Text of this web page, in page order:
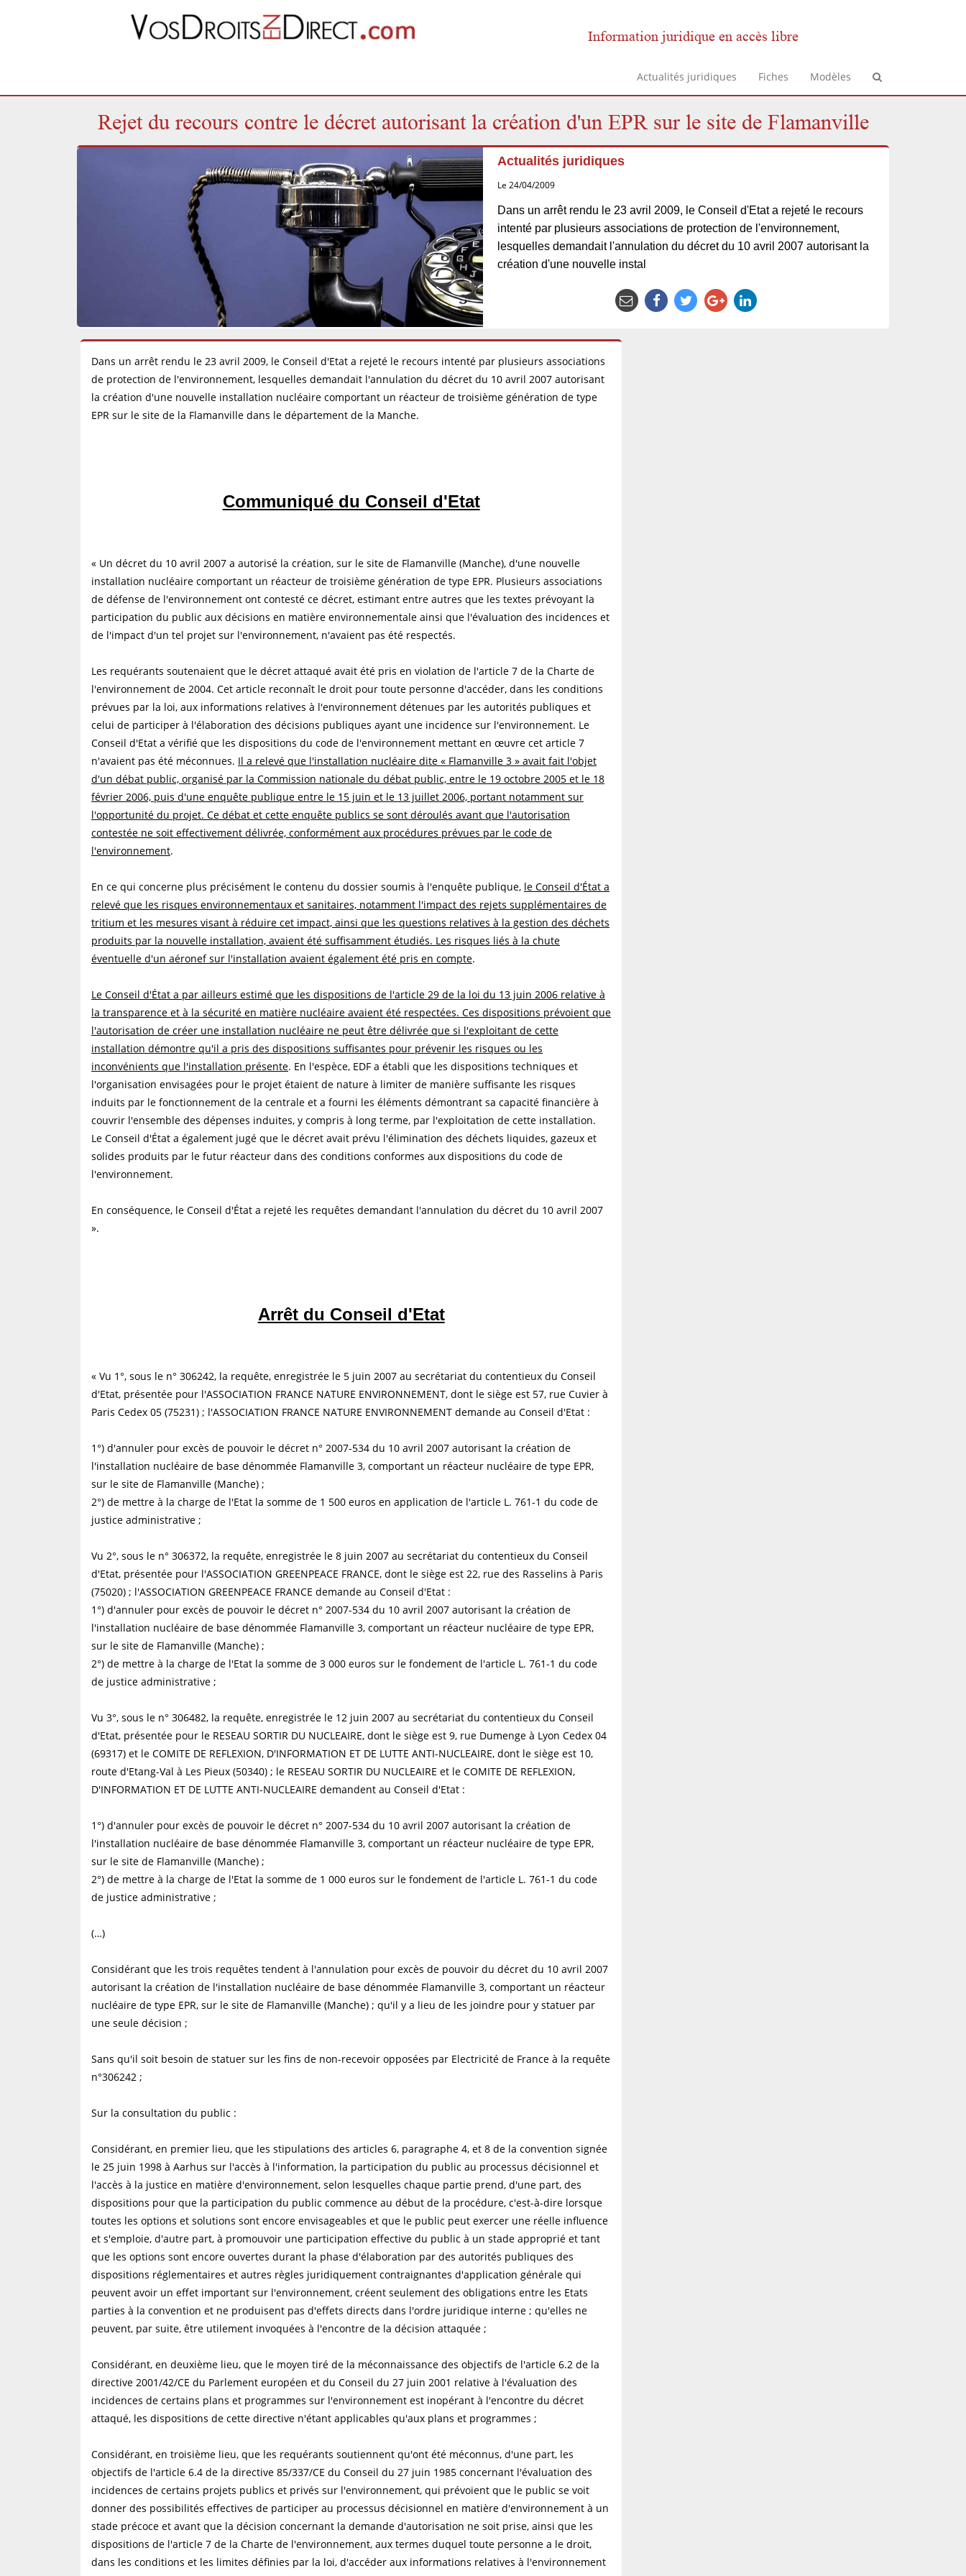
Information juridique en accès libre
Actualités juridiques Fiches Modèles
Rejet du recours contre le décret autorisant la création d'un EPR sur le site de Flamanville
Actualités juridiques
Le 24/04/2009
Dans un arrêt rendu le 23 avril 2009, le Conseil d'Etat a rejeté le recours
intenté par plusieurs associations de protection de l'environnement,
lesquelles demandait l'annulation du décret du 10 avril 2007 autorisant la
création d'une nouvelle instal
Dans un arrêt rendu le 23 avril 2009, le Conseil d'Etat a rejeté le recours intenté par plusieurs associations
de protection de l'environnement, lesquelles demandait l'annulation du décret du 10 avril 2007 autorisant
la création d'une nouvelle installation nucléaire comportant un réacteur de troisième génération de type
EPR sur le site de la Flamanville dans le département de la Manche.
Communiqué du Conseil d'Etat
« Un décret du 10 avril 2007 a autorisé la création, sur le site de Flamanville (Manche), d'une nouvelle
installation nucléaire comportant un réacteur de troisième génération de type EPR. Plusieurs associations
de défense de l'environnement ont contesté ce décret, estimant entre autres que les textes prévoyant la
participation du public aux décisions en matière environnementale ainsi que l'évaluation des incidences et
de l'impact d'un tel projet sur l'environnement, n'avaient pas été respectés.
Les requérants soutenaient que le décret attaqué avait été pris en violation de l'article 7 de la Charte de
l'environnement de 2004. Cet article reconnaît le droit pour toute personne d'accéder, dans les conditions
prévues par la loi, aux informations relatives à l'environnement détenues par les autorités publiques et
celui de participer à l'élaboration des décisions publiques ayant une incidence sur l'environnement. Le
Conseil d'Etat a vérifié que les dispositions du code de l'environnement mettant en œuvre cet article 7
n'avaient pas été méconnues. Il a relevé que l'installation nucléaire dite « Flamanville 3 » avait fait l'objet
d'un débat public, organisé par la Commission nationale du débat public, entre le 19 octobre 2005 et le 18
février 2006, puis d'une enquête publique entre le 15 juin et le 13 juillet 2006, portant notamment sur
l'opportunité du projet. Ce débat et cette enquête publics se sont déroulés avant que l'autorisation
contestée ne soit effectivement délivrée, conformément aux procédures prévues par le code de
l'environnement.
En ce qui concerne plus précisément le contenu du dossier soumis à l'enquête publique, le Conseil d'État a
relevé que les risques environnementaux et sanitaires, notamment l'impact des rejets supplémentaires de
tritium et les mesures visant à réduire cet impact, ainsi que les questions relatives à la gestion des déchets
produits par la nouvelle installation, avaient été suffisamment étudiés. Les risques liés à la chute
éventuelle d'un aéronef sur l'installation avaient également été pris en compte.
Le Conseil d'État a par ailleurs estimé que les dispositions de l'article 29 de la loi du 13 juin 2006 relative à
la transparence et à la sécurité en matière nucléaire avaient été respectées. Ces dispositions prévoient que
l'autorisation de créer une installation nucléaire ne peut être délivrée que si l'exploitant de cette
installation démontre qu'il a pris des dispositions suffisantes pour prévenir les risques ou les
inconvénients que l'installation présente. En l'espèce, EDF a établi que les dispositions techniques et
l'organisation envisagées pour le projet étaient de nature à limiter de manière suffisante les risques
induits par le fonctionnement de la centrale et a fourni les éléments démontrant sa capacité financière à
couvrir l'ensemble des dépenses induites, y compris à long terme, par l'exploitation de cette installation.
Le Conseil d'État a également jugé que le décret avait prévu l'élimination des déchets liquides, gazeux et
solides produits par le futur réacteur dans des conditions conformes aux dispositions du code de
l'environnement.
En conséquence, le Conseil d'État a rejeté les requêtes demandant l'annulation du décret du 10 avril 2007
».
Arrêt du Conseil d'Etat
« Vu 1°, sous le n° 306242, la requête, enregistrée le 5 juin 2007 au secrétariat du contentieux du Conseil
d'Etat, présentée pour l'ASSOCIATION FRANCE NATURE ENVIRONNEMENT, dont le siège est 57, rue Cuvier à
Paris Cedex 05 (75231) ; l'ASSOCIATION FRANCE NATURE ENVIRONNEMENT demande au Conseil d'Etat :
1°) d'annuler pour excès de pouvoir le décret n° 2007-534 du 10 avril 2007 autorisant la création de
l'installation nucléaire de base dénommée Flamanville 3, comportant un réacteur nucléaire de type EPR,
sur le site de Flamanville (Manche) ;
2°) de mettre à la charge de l'Etat la somme de 1 500 euros en application de l'article L. 761-1 du code de
justice administrative ;
Vu 2°, sous le n° 306372, la requête, enregistrée le 8 juin 2007 au secrétariat du contentieux du Conseil
d'Etat, présentée pour l'ASSOCIATION GREENPEACE FRANCE, dont le siège est 22, rue des Rasselins à Paris
(75020) ; l'ASSOCIATION GREENPEACE FRANCE demande au Conseil d'Etat :
1°) d'annuler pour excès de pouvoir le décret n° 2007-534 du 10 avril 2007 autorisant la création de
l'installation nucléaire de base dénommée Flamanville 3, comportant un réacteur nucléaire de type EPR,
sur le site de Flamanville (Manche) ;
2°) de mettre à la charge de l'Etat la somme de 3 000 euros sur le fondement de l'article L. 761-1 du code
de justice administrative ;
Vu 3°, sous le n° 306482, la requête, enregistrée le 12 juin 2007 au secrétariat du contentieux du Conseil
d'Etat, présentée pour le RESEAU SORTIR DU NUCLEAIRE, dont le siège est 9, rue Dumenge à Lyon Cedex 04
(69317) et le COMITE DE REFLEXION, D'INFORMATION ET DE LUTTE ANTI-NUCLEAIRE, dont le siège est 10,
route d'Etang-Val à Les Pieux (50340) ; le RESEAU SORTIR DU NUCLEAIRE et le COMITE DE REFLEXION,
D'INFORMATION ET DE LUTTE ANTI-NUCLEAIRE demandent au Conseil d'Etat :
1°) d'annuler pour excès de pouvoir le décret n° 2007-534 du 10 avril 2007 autorisant la création de
l'installation nucléaire de base dénommée Flamanville 3, comportant un réacteur nucléaire de type EPR,
sur le site de Flamanville (Manche) ;
2°) de mettre à la charge de l'Etat la somme de 1 000 euros sur le fondement de l'article L. 761-1 du code
de justice administrative ;
(…)
Considérant que les trois requêtes tendent à l'annulation pour excès de pouvoir du décret du 10 avril 2007
autorisant la création de l'installation nucléaire de base dénommée Flamanville 3, comportant un réacteur
nucléaire de type EPR, sur le site de Flamanville (Manche) ; qu'il y a lieu de les joindre pour y statuer par
une seule décision ;
Sans qu'il soit besoin de statuer sur les fins de non-recevoir opposées par Electricité de France à la requête
n°306242 ;
Sur la consultation du public :
Considérant, en premier lieu, que les stipulations des articles 6, paragraphe 4, et 8 de la convention signée
le 25 juin 1998 à Aarhus sur l'accès à l'information, la participation du public au processus décisionnel et
l'accès à la justice en matière d'environnement, selon lesquelles chaque partie prend, d'une part, des
dispositions pour que la participation du public commence au début de la procédure, c'est-à-dire lorsque
toutes les options et solutions sont encore envisageables et que le public peut exercer une réelle influence
et s'emploie, d'autre part, à promouvoir une participation effective du public à un stade approprié et tant
que les options sont encore ouvertes durant la phase d'élaboration par des autorités publiques des
dispositions réglementaires et autres règles juridiquement contraignantes d'application générale qui
peuvent avoir un effet important sur l'environnement, créent seulement des obligations entre les Etats
parties à la convention et ne produisent pas d'effets directs dans l'ordre juridique interne ; qu'elles ne
peuvent, par suite, être utilement invoquées à l'encontre de la décision attaquée ;
Considérant, en deuxième lieu, que le moyen tiré de la méconnaissance des objectifs de l'article 6.2 de la
directive 2001/42/CE du Parlement européen et du Conseil du 27 juin 2001 relative à l'évaluation des
incidences de certains plans et programmes sur l'environnement est inopérant à l'encontre du décret
attaqué, les dispositions de cette directive n'étant applicables qu'aux plans et programmes ;
Considérant, en troisième lieu, que les requérants soutiennent qu'ont été méconnus, d'une part, les
objectifs de l'article 6.4 de la directive 85/337/CE du Conseil du 27 juin 1985 concernant l'évaluation des
incidences de certains projets publics et privés sur l'environnement, qui prévoient que le public se voit
donner des possibilités effectives de participer au processus décisionnel en matière d'environnement à un
stade précoce et avant que la décision concernant la demande d'autorisation ne soit prise, ainsi que les
dispositions de l'article 7 de la Charte de l'environnement, aux termes duquel toute personne a le droit,
dans les conditions et les limites définies par la loi, d'accéder aux informations relatives à l'environnement